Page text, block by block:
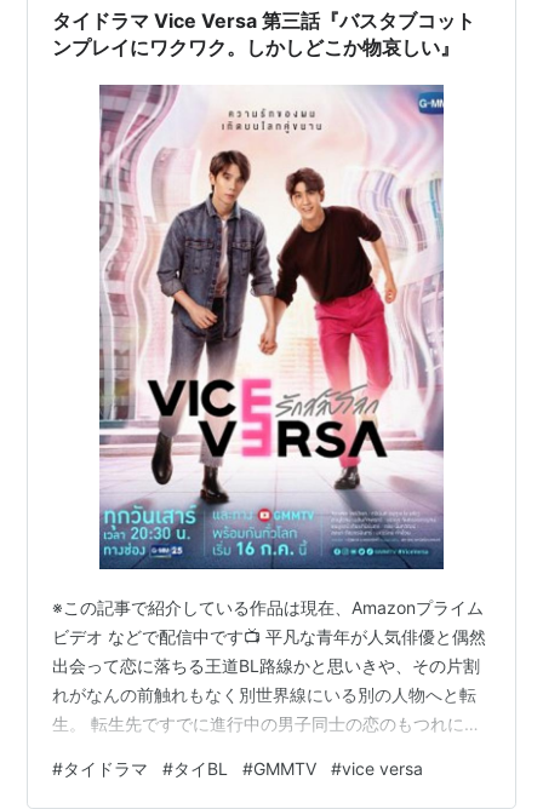
じるTunだから、JimmyさんがNanonだね。 と、エピ…
タイドラマ Vice Versa 第三話『バスタブコット
ンプレイにワクワク。しかしどこか物哀しい』
※この記事で紹介している作品は現在、Amazonプライム
ビデオ などで配信中です📺 平凡な青年が人気俳優と偶然
出会って恋に落ちる王道BL路線かと思いきや、その片割
れがなんの前触れもなく別世界線にいる別の人物へと転
生。 転生先ですでに進行中の男子同士の恋のもつれに巻
を感じた人気俳優もこの世界線に転生してきて、２人は
#タイドラマ #タイBL #GMMTV #vice versa